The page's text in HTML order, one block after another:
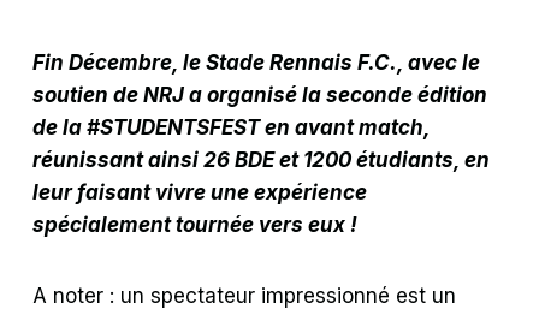
Fin Décembre, le Stade Rennais F.C., avec le
soutien de NRJ a organisé la seconde édition
de la #STUDENTSFEST en avant match,
réunissant ainsi 26 BDE et 1200 étudiants, en
leur faisant vivre une expérience
spécialement tournée vers eux !
A noter : un spectateur impressionné est un